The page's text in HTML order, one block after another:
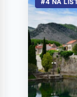
#4 NA